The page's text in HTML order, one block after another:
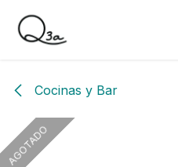
Cocinas y Bar
AGOTADO
AGOTADO